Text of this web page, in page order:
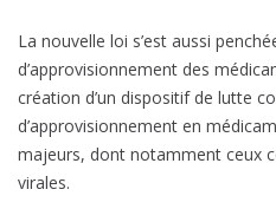
La nouvelle loi s’est aussi
d’approvisionnement des
création d’un dispositif de lutte
d’approvisionnement en
majeurs, dont notamment ceux
virales.